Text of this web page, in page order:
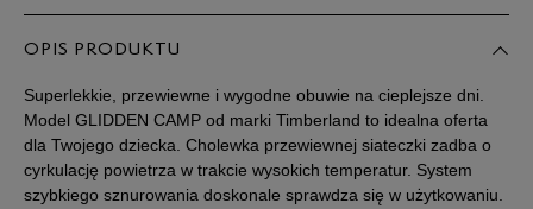
30,5 18,5 cm
31 19 cm Powiadom o dostępności
32 19,5 cm Powiadom o dostępności
OPIS PRODUKTU
Superlekkie, przewiewne i wygodne obuwie na cieplejsze dni.
Model GLIDDEN CAMP od marki Timberland to idealna oferta
dla Twojego dziecka. Cholewka przewiewnej siateczki zadba o
cyrkulację powietrza w trakcie wysokich temperatur. System
szybkiego sznurowania doskonale sprawdza się w użytkowaniu.